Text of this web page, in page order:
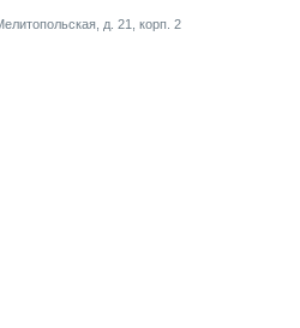
д. 21, корп. 2